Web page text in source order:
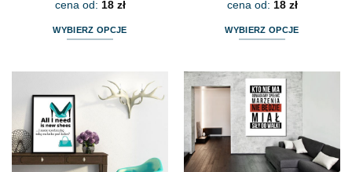
cena od: 18 zł
WYBIERZ OPCJE
wiele
wariantów.
Opcje
można
wybrać
cena od: 18 zł
WYBIERZ OPCJE
ma
wiele
wariantów.
Opcje
można
wybrać